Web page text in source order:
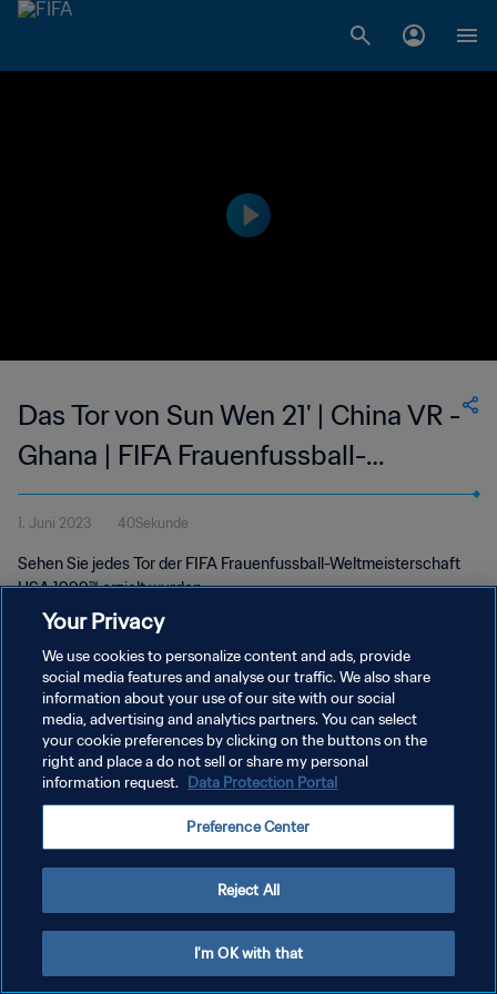
Das Tor von Sun Wen 21' | China VR -
Ghana | FIFA Frauenfussball-
Weltmeisterschaft USA 1999™
1. Juni 2023 40Sekunde
Sehen Sie jedes Tor der FIFA Frauenfussball-Weltmeisterschaft
USA 1999™ erzielt wurden.
DATENSCHUTZ
NUTZUNGSBEDINGUNGEN
COOKIE-EINSTELLUNGEN VERWALTEN
Your Privacy
We use cookies to personalize content and ads, provide
social media features and analyse our traffic. We also share
information about your use of our site with our social
media, advertising and analytics partners. You can select
your cookie preferences by clicking on the buttons on the
right and place a do not sell or share my personal
information request. Data Protection Portal
Preference Center
Reject All
I'm OK with that